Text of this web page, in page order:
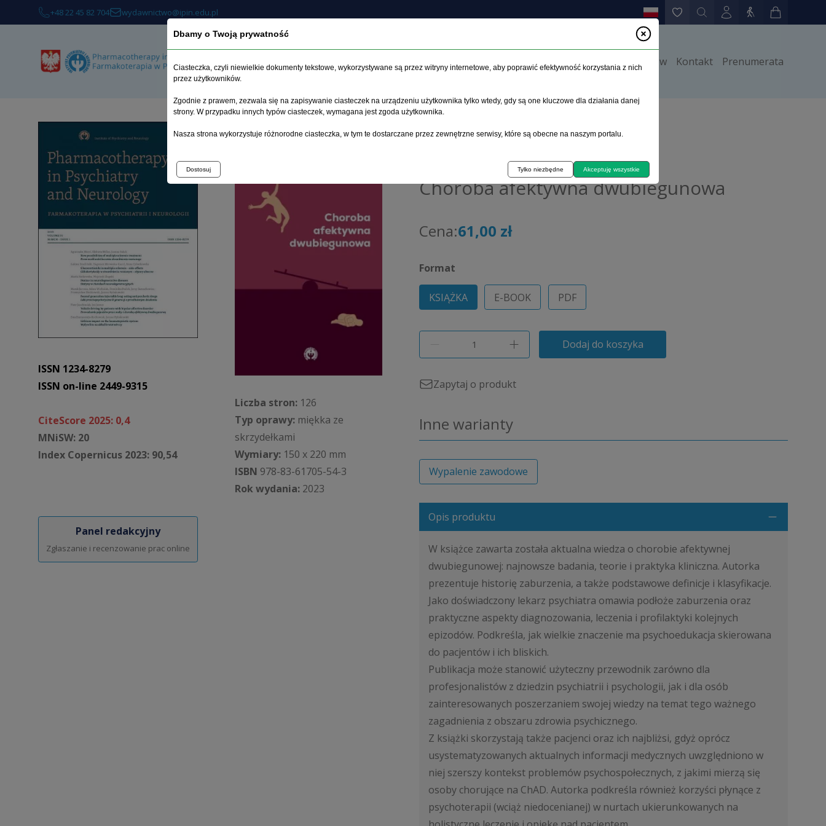
+48 22 45 82 704 wydawnictwo@ipin.edu.pl
O czasopiśmie Zeszyt aktualny Archiwum Artykuły Instrukcje dla autorów Kontakt Prenumerata
ISSN 1234-8279
ISSN on-line 2449-9315
CiteScore 2025: 0,4
MNiSW: 20
Index Copernicus 2023: 90,54
Panel redakcyjny
Zgłaszanie i recenzowanie prac online
Strona główna >Książki >Psychiatria>Choroba afektywna dwubiegunowa
Liczba stron: 126
Typ oprawy: miękka ze
skrzydełkami
Wymiary: 150 x 220 mm
ISBN 978-83-61705-54-3
Rok wydania: 2023
Marlena Sokół-Szawłowska
Choroba afektywna dwubiegunowa
Cena:61,00 zł
Format
KSIĄŻKA E-BOOK PDF
Dodaj do koszyka
Zapytaj o produkt
Inne warianty
Wypalenie zawodowe
Opis produktu
W książce zawarta została aktualna wiedza o chorobie afektywnej
dwubiegunowej: najnowsze badania, teorie i praktyka kliniczna. Autorka
prezentuje historię zaburzenia, a także podstawowe definicje i klasyfikacje.
Jako doświadczony lekarz psychiatra omawia podłoże zaburzenia oraz
praktyczne aspekty diagnozowania, leczenia i profilaktyki kolejnych
epizodów. Podkreśla, jak wielkie znaczenie ma psychoedukacja skierowana
do pacjentów i ich bliskich.
Publikacja może stanowić użyteczny przewodnik zarówno dla
profesjonalistów z dziedzin psychiatrii i psychologii, jak i dla osób
zainteresowanych poszerzaniem swojej wiedzy na temat tego ważnego
zagadnienia z obszaru zdrowia psychicznego.
Z książki skorzystają także pacjenci oraz ich najbliżsi, gdyż oprócz
usystematyzowanych aktualnych informacji medycznych uwzględniono w
niej szerszy kontekst problemów psychospołecznych, z jakimi mierzą się
osoby chorujące na ChAD. Autorka podkreśla również korzyści płynące z
psychoterapii (wciąż niedocenianej) w nurtach ukierunkowanych na
Dbamy o Twoją prywatność
Ciasteczka, czyli niewielkie dokumenty tekstowe, wykorzystywane są przez witryny internetowe, aby poprawić efektywność korzystania z nich
przez użytkowników.
Zgodnie z prawem, zezwala się na zapisywanie ciasteczek na urządzeniu użytkownika tylko wtedy, gdy są one kluczowe dla działania danej
strony. W przypadku innych typów ciasteczek, wymagana jest zgoda użytkownika.
Nasza strona wykorzystuje różnorodne ciasteczka, w tym te dostarczane przez zewnętrzne serwisy, które są obecne na naszym portalu.
Dostosuj Tylko niezbędne Akceptuję wszystkie